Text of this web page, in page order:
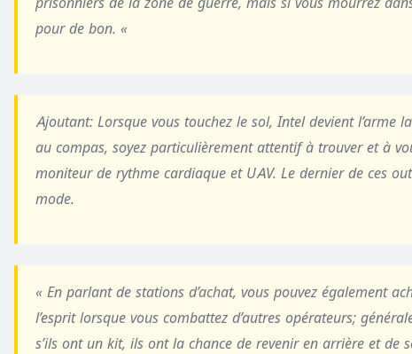
pour de bon. «
Ajoutant: Lorsque vous touchez le sol, Intel devient
au compas, soyez particulièrement attentif à trouver et à
moniteur de rythme cardiaque et UAV. Le dernier de ces
mode.
« En parlant de stations d’achat, vous pouvez également
l’esprit lorsque vous combattez d’autres opérateurs;
s’ils ont un kit, ils ont la chance de revenir en arrière et de